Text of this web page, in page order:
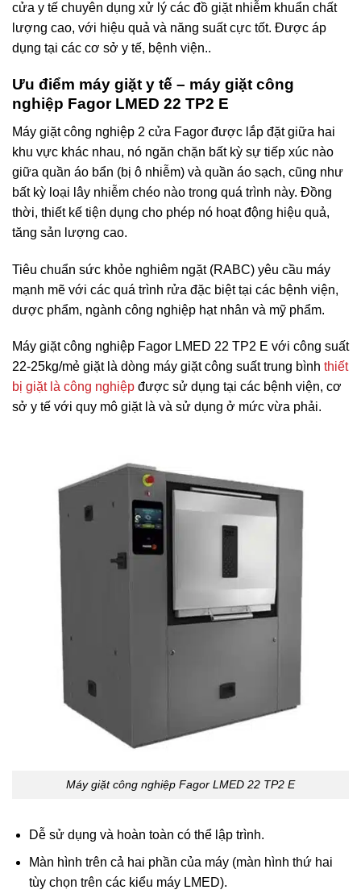
cửa y tế chuyên dụng xử lý các đồ giặt nhiễm khuẩn chất
lượng cao, với hiệu quả và năng suất cực tốt. Được áp
dụng tại các cơ sở y tế, bệnh viện..
Ưu điểm máy giặt y tế – máy giặt công
nghiệp Fagor LMED 22 TP2 E
Máy giặt công nghiệp 2 cửa Fagor được lắp đặt giữa hai
khu vực khác nhau, nó ngăn chặn bất kỳ sự tiếp xúc nào
giữa quần áo bẩn (bị ô nhiễm) và quần áo sạch, cũng như
bất kỳ loại lây nhiễm chéo nào trong quá trình này. Đồng
thời, thiết kế tiện dụng cho phép nó hoạt động hiệu quả,
tăng sản lượng cao.
Tiêu chuẩn sức khỏe nghiêm ngặt (RABC) yêu cầu máy
mạnh mẽ với các quá trình rửa đặc biệt tại các bệnh viện,
dược phẩm, ngành công nghiệp hạt nhân và mỹ phẩm.
Máy giặt công nghiệp Fagor LMED 22 TP2 E với công suất
22-25kg/mẻ giặt là dòng máy giặt công suất trung bình thiết
bị giặt là công nghiệp được sử dụng tại các bệnh viện, cơ
sở y tế với quy mô giặt là và sử dụng ở mức vừa phải.
Máy giặt công nghiệp Fagor LMED 22 TP2 E
Dễ sử dụng và hoàn toàn có thể lập trình.
Màn hình trên cả hai phần của máy (màn hình thứ hai
tùy chọn trên các kiểu máy LMED).